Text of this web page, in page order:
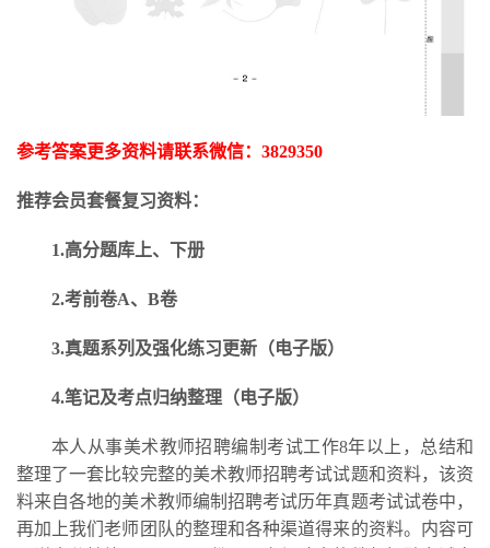
参考答案更多资料请联系微信： 3829350
推荐会员套餐复习资料：
1.高分题库上、下册
2.考前卷A、B卷
3.真题系列及强化练习更新 （电子版）
4.笔记及考点归纳整理（电子版）
本人从事美术教师招聘编制考试工作8年以上，总结和
整理了一套比较完整的美术教师招聘考试试题和资料，该资
料来自各地的美术教师编制招聘考试历年真题考试试卷中，
再加上我们老师团队的整理和各种渠道得来的资料。内容可